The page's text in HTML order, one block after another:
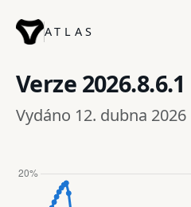
ATLAS
Verze 2026.8.6.1
Vydáno 12. dubna 2026